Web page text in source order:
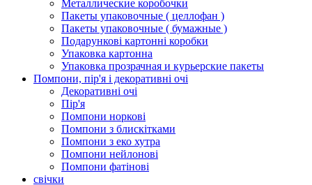
Металлические коробочки
Пакеты упаковочные ( целлофан )
Пакеты упаковочные ( бумажные )
Подарункові картонні коробки
Упаковка картонна
Упаковка прозрачная и курьерские пакеты
Помпони, пір'я і декоративні очі
Декоративні очі
Пір'я
Помпони норкові
Помпони з блискітками
Помпони з еко хутра
Помпони нейлонові
Помпони фатінові
свічки